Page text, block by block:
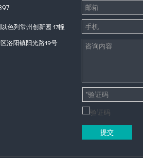
色列常州创新园 17幢
洛阳镇阳光路19号
提交